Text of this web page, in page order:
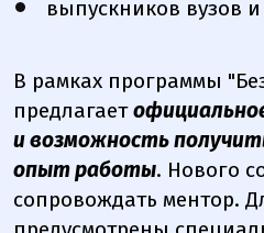
выпускников вузов и
В рамках программы
предлагает
и возможность
опыт работы. Нового
сопровождать ментор.